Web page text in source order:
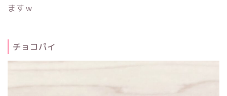
ますｗ
チョコパイ